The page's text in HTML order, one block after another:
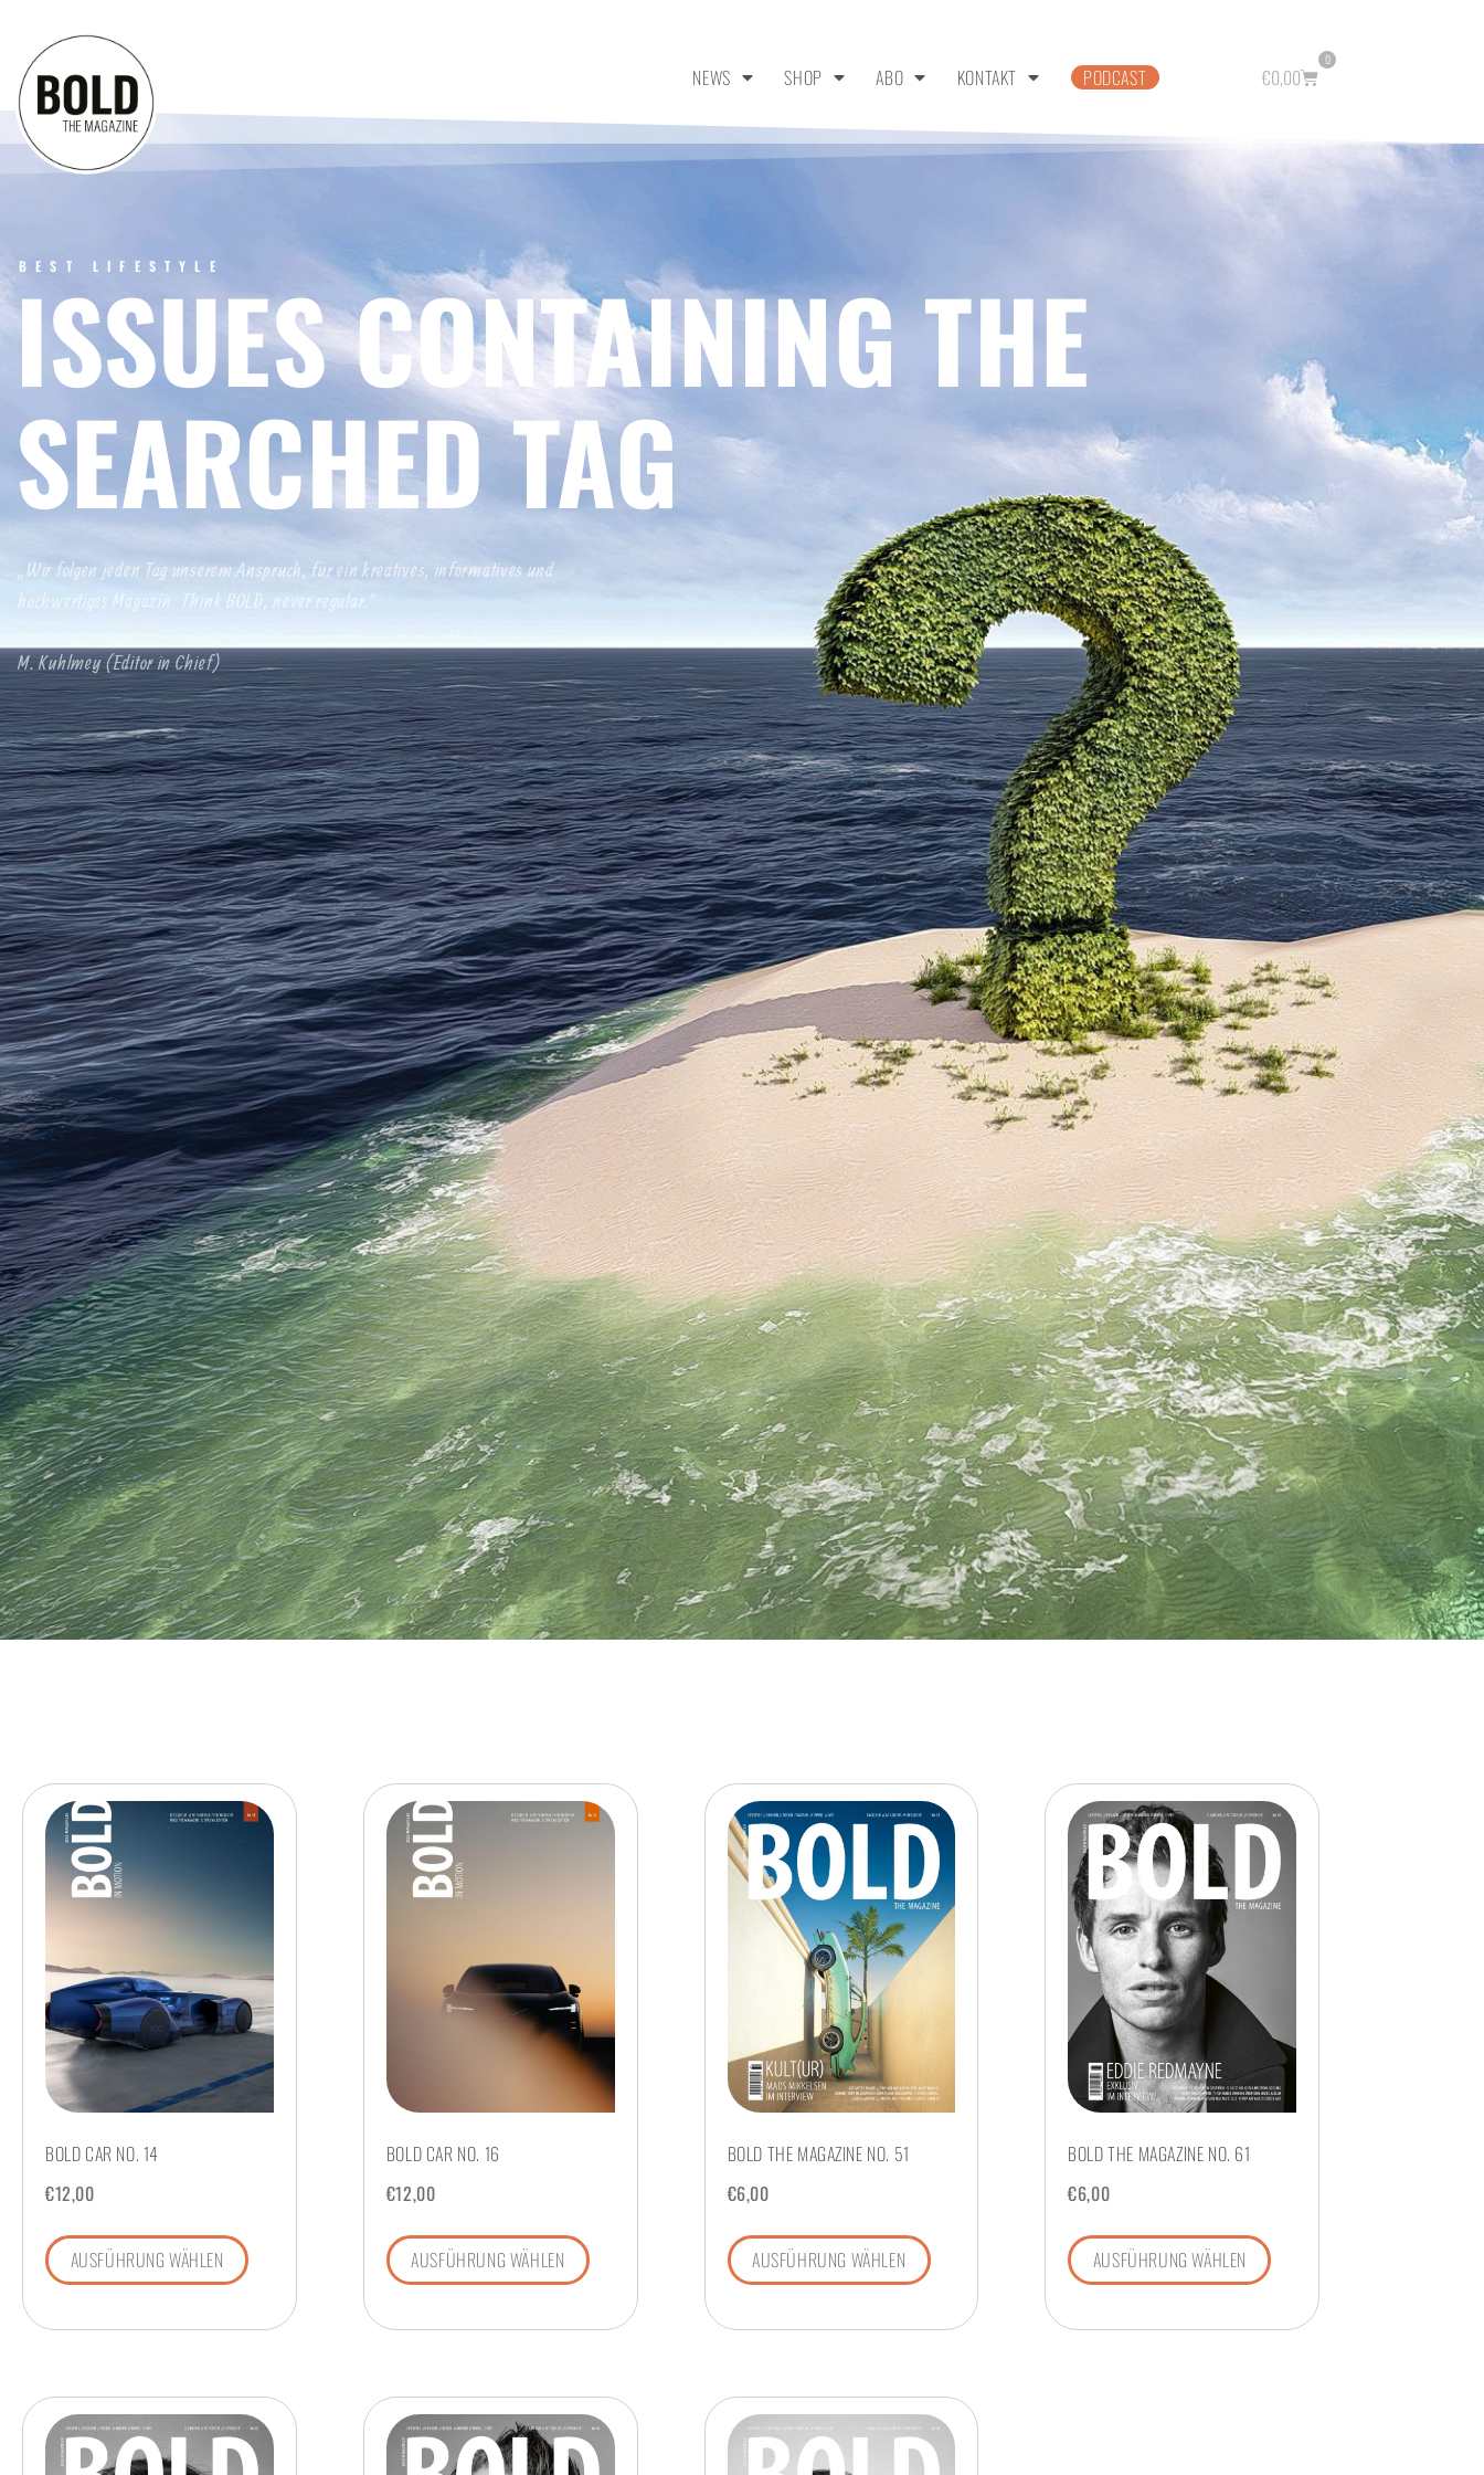
NEWS SHOP ABO KONTAKT PODCAST €0,00
0
BEST LIFESTYLE
ISSUES CONTAINING THE
SEARCHED TAG
„Wir folgen jeden Tag unserem Anspruch, für ein kreatives, informatives und
hochwertiges Magazin. Think BOLD, never regular.“
M. Kuhlmey (Editor in Chief)
BOLD CAR NO. 14
€12,00
AUSFÜHRUNG WÄHLEN
BOLD CAR NO. 16
€12,00
AUSFÜHRUNG WÄHLEN
BOLD THE MAGAZINE NO. 51
€6,00
AUSFÜHRUNG WÄHLEN
BOLD THE MAGAZINE NO. 61
€6,00
AUSFÜHRUNG WÄHLEN